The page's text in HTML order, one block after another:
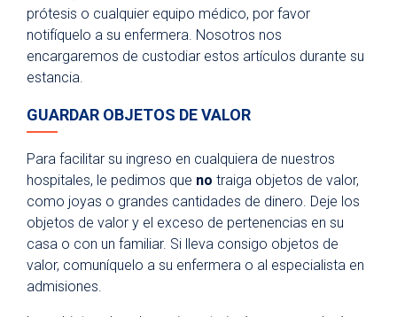
Visitantes del hospital
Estacionamiento
Comidas
Atención espiritual
Políticas y avisos de privacidad
prótesis o cualquier equipo médico, por favor
notifíquelo a su enfermera. Nosotros nos
encargaremos de custodiar estos artículos durante su
estancia.
GUARDAR OBJETOS DE VALOR
Para facilitar su ingreso en cualquiera de nuestros
hospitales, le pedimos que no traiga objetos de valor,
como joyas o grandes cantidades de dinero. Deje los
objetos de valor y el exceso de pertenencias en su
casa o con un familiar. Si lleva consigo objetos de
valor, comuníquelo a su enfermera o al especialista en
admisiones.